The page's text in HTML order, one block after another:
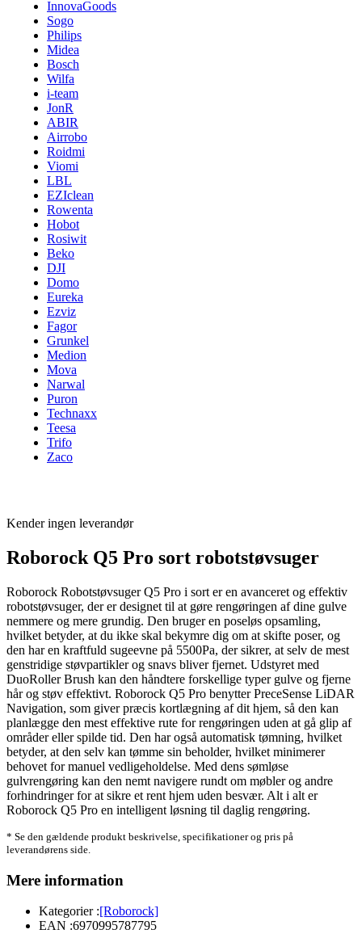
InnovaGoods
Sogo
Philips
Midea
Bosch
Wilfa
i-team
JonR
ABIR
Airrobo
Roidmi
Viomi
LBL
EZIclean
Rowenta
Hobot
Rosiwit
Beko
DJI
Domo
Eureka
Ezviz
Fagor
Grunkel
Medion
Mova
Narwal
Puron
Technaxx
Teesa
Trifo
Zaco
Kender ingen leverandør
Roborock Q5 Pro sort robotstøvsuger
Roborock Robotstøvsuger Q5 Pro i sort er en avanceret og effektiv
robotstøvsuger, der er designet til at gøre rengøringen af dine gulve
nemmere og mere grundig. Den bruger en poseløs opsamling,
hvilket betyder, at du ikke skal bekymre dig om at skifte poser, og
den har en kraftfuld sugeevne på 5500Pa, der sikrer, at selv de mest
genstridige støvpartikler og snavs bliver fjernet. Udstyret med
DuoRoller Brush kan den håndtere forskellige typer gulve og fjerne
hår og støv effektivt. Roborock Q5 Pro benytter PreceSense LiDAR
Navigation, som giver præcis kortlægning af dit hjem, så den kan
planlægge den mest effektive rute for rengøringen uden at gå glip af
områder eller spilde tid. Den har også automatisk tømning, hvilket
betyder, at den selv kan tømme sin beholder, hvilket minimerer
behovet for manuel vedligeholdelse. Med dens sømløse
gulvrengøring kan den nemt navigere rundt om møbler og andre
forhindringer for at sikre et rent hjem uden besvær. Alt i alt er
Roborock Q5 Pro en intelligent løsning til daglig rengøring.
* Se den gældende produkt beskrivelse, specifikationer og pris på
leverandørens side.
Mere information
Kategorier :[Roborock]
EAN :6970995787795